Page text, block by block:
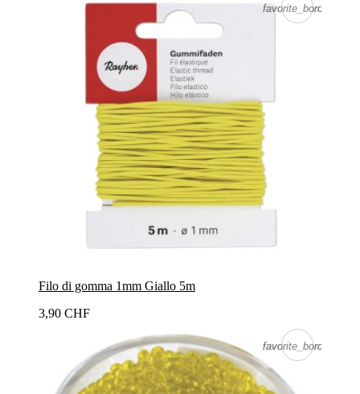
favorite_border
favorite_border
Filo di gomma 1mm Giallo 5m
3,90 CHF
favorite_border
favorite_border